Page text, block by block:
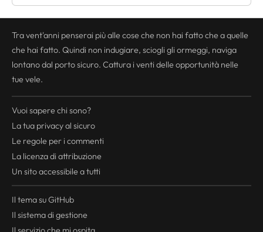
Tra vent'anni penserai più alle cose che non hai fatto che a quelle
che hai fatto. Quindi non indugiare, sciogli gli ormeggi, naviga
lontano dal porto sicuro. Cattura i venti delle opportunità nelle
tue vele.
Vuoi sapere chi sono?
La tua privacyal sicuro
Le regole per i commenti
La licenza di attribuzione
Un sito accessibile a tutti
Il tema su GitHub
Il sistema di gestione